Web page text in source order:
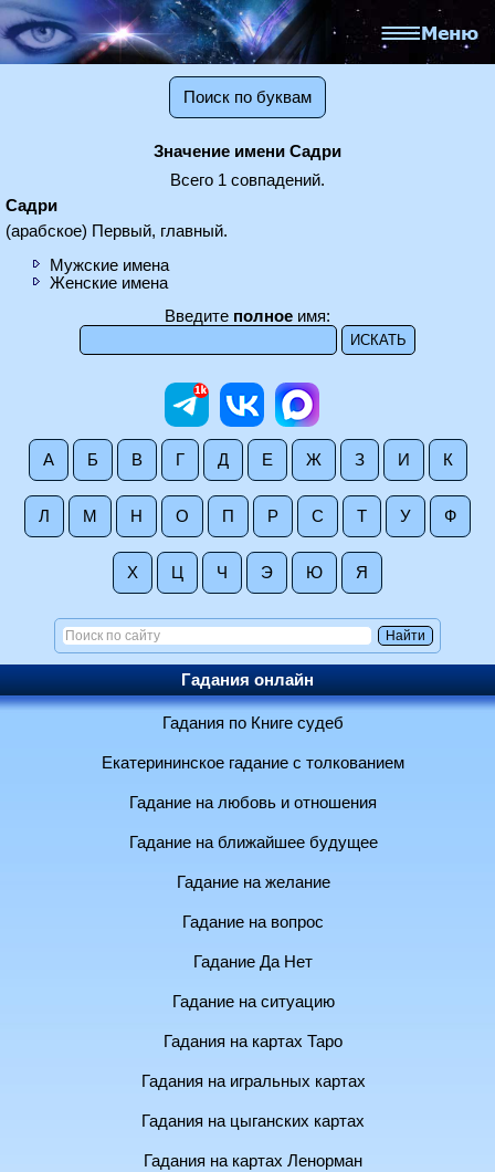
Поиск по буквам
Значение имени Садри
Всего 1 совпадений.
Садри
(арабское) Первый, главный.
Мужские имена
Женские имена
Введите полное имя:
А Б В Г Д Е Ж З И К
Л М Н О П Р С Т У Ф
Х Ц Ч Э Ю Я
Гадания онлайн
Гадания по Книге судеб
Екатерининское гадание с толкованием
Гадание на любовь и отношения
Гадание на ближайшее будущее
Гадание на желание
Гадание на вопрос
Гадание Да Нет
Гадание на ситуацию
Гадания на картах Таро
Гадания на игральных картах
Гадания на цыганских картах
Гадания на картах Ленорман